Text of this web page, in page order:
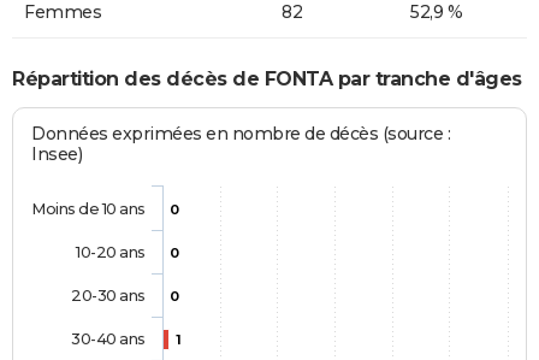
Femmes 82 52,9 %
Répartition des décès de FONTA par tranche d'âges
Données exprimées en nombre de décès (source :
Insee)
0
0
0
1
Moins de 10 ans
10-20 ans
20-30 ans
30-40 ans